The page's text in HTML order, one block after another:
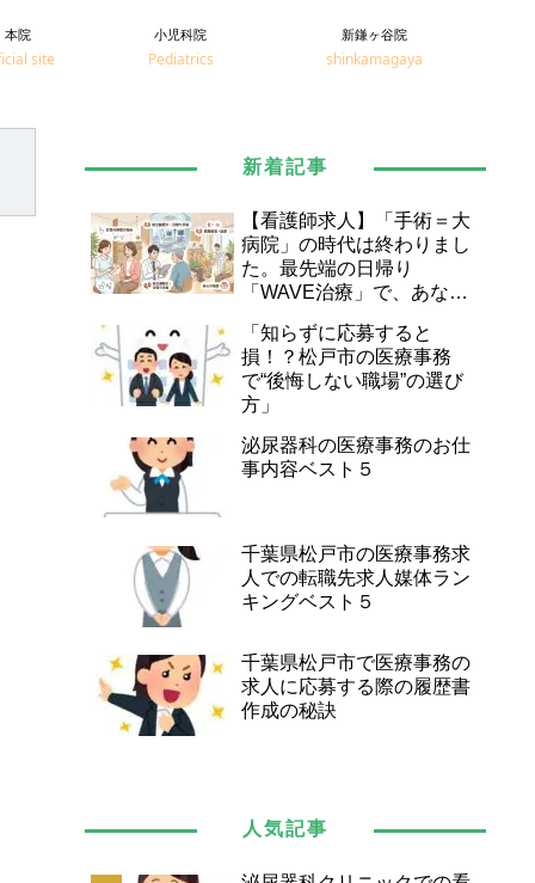
本院
site
小児科院
Pediatrics
新鎌ヶ谷院
shinkamagaya
新着記事
【看護師求人】「手術＝大
病院」の時代は終わりまし
た。最先端の日帰り
「WAVE治療」で、あなた
ジへ。
「知らずに応募すると
損！？松戸市の医療事務
で“後悔しない職場”の選び
方」
泌尿器科の医療事務のお仕
事内容ベスト５
千葉県松戸市の医療事務求
人での転職先求人媒体ラン
キングベスト５
千葉県松戸市で医療事務の
求人に応募する際の履歴書
作成の秘訣
人気記事